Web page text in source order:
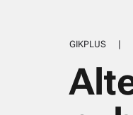
GIKPLUS |